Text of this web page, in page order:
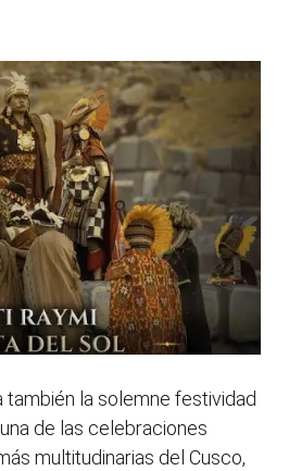
la solemne festividad
de las celebraciones
multitudinarias del Cusco,